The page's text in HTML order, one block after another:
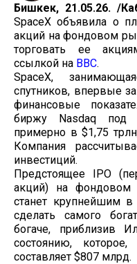
Бишкек, 21.05.26. /
SpaceX объявила о
акций на фондовом
торговать ее
ссылкой на ВВС.
SpaceX,
спутников, впервые
финансовые
биржу Nasdaq под
примерно в $1,75
Компания
инвестиций.
Предстоящее ІРО
акций) на
станет крупнейшим
сделать самого
богаче, приблизив
состоянию,
составляет $807 млрд.